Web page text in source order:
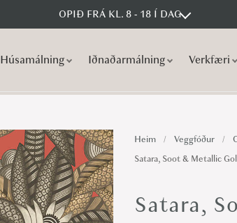
OPIÐ FRÁ KL. 8 - 18 Í DAG
Húsamálning Iðnaðarmálning Verkfæri
Satara,
Heim / Veggfóður /
Satara, Soot & Metallic